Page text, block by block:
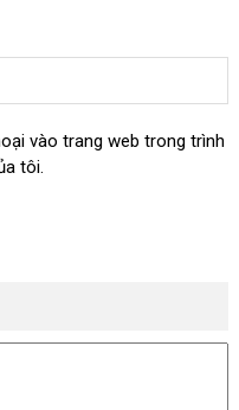
vào trang web trong trình
tôi.